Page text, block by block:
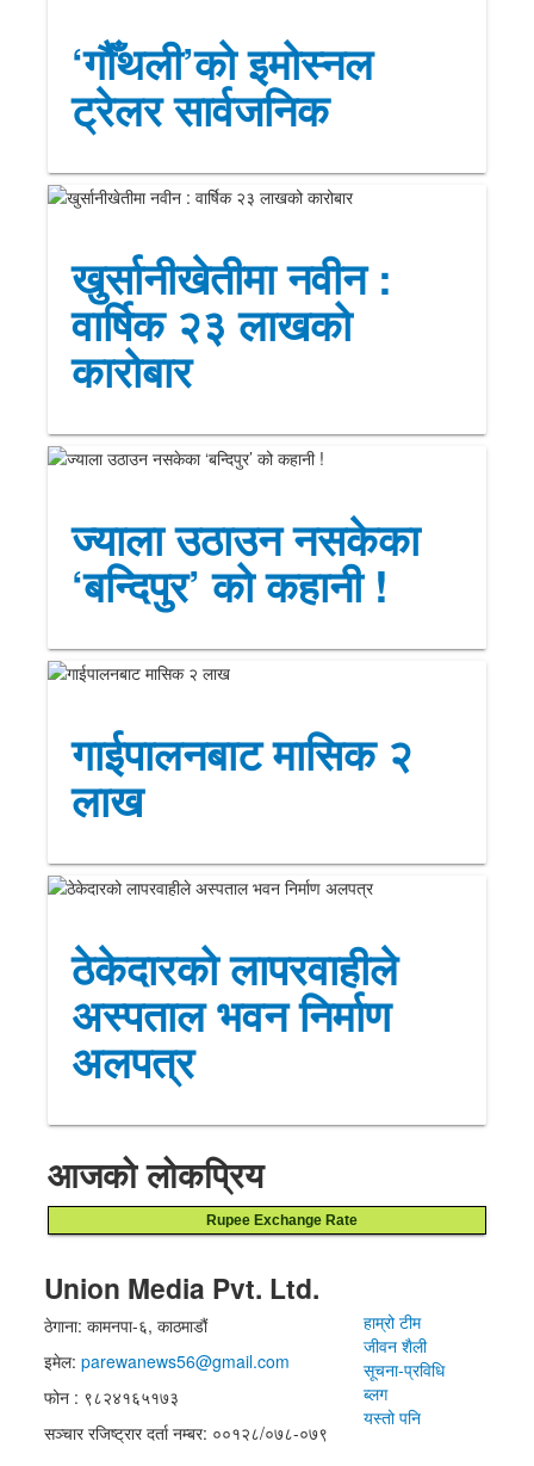
‘गौँथली’को इमोस्नल
ट्रेलर सार्वजनिक
खुर्सानीखेतीमा नवीन :
वार्षिक २३ लाखको
कारोबार
ज्याला उठाउन नसकेका
‘बन्दिपुर’ को कहानी !
गाईपालनबाट मासिक २
लाख
ठेकेदारको लापरवाहीले
अस्पताल भवन निर्माण
अलपत्र
आजको लोकप्रिय
Rupee Exchange Rate
Union Media Pvt. Ltd.
ठेगाना: कामनपा-६, काठमाडौं
इमेल:parewanews56@gmail.com
फोन : ९८२४१६५१७३
सञ्चार रजिष्ट्रार दर्ता नम्बर: ००१२८/०७८-०७९
हाम्रो टीम
जीवन शैली
सूचना-प्रविधि
ब्लग
यस्तो पनि